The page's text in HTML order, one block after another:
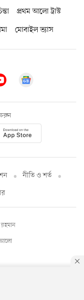
প্রথম আলো ট্রাস্ট
মোবাইল ভ্যাস
নীতি ও শর্ত
আলো